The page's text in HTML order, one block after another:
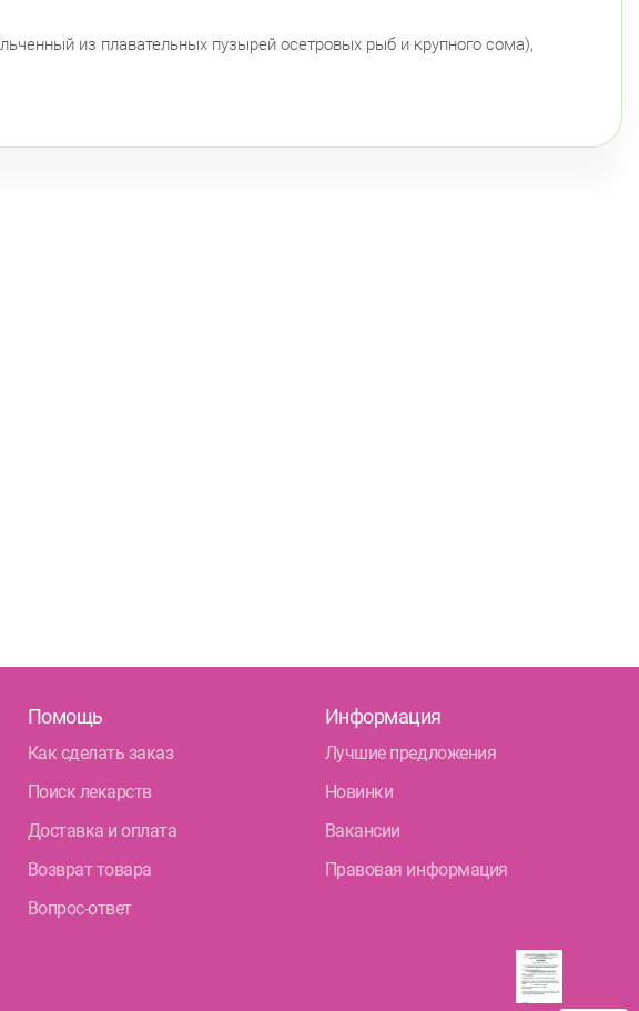
из плавательных пузырей осетровых рыб и крупного сома),
Помощь
Как сделать заказ
Поиск лекарств
Доставка и оплата
Возврат товара
Вопрос-ответ
Информация
Лучшие предложения
Новинки
Вакансии
Правовая информация